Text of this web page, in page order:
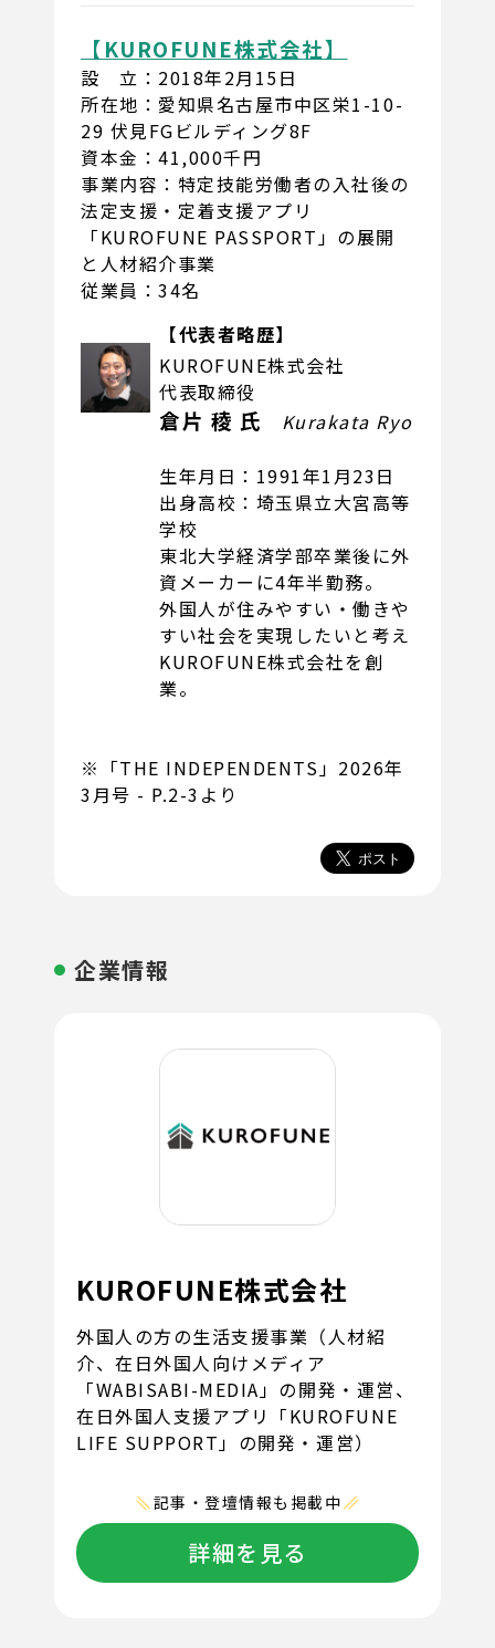
【KUROFUNE株式会社】
設 立：2018年2月15日
所在地：愛知県名古屋市中区栄1-10-
29 伏見FGビルディング8F
資本金：41,000千円
事業内容：特定技能労働者の入社後の
法定支援・定着支援アプリ
「KUROFUNE PASSPORT」の展開
と人材紹介事業
従業員：34名
【代表者略歴】
KUROFUNE株式会社
代表取締役
倉片 稜 氏 Kurakata Ryo
生年月日：1991年1月23日
出身高校：埼玉県立大宮高等
学校
東北大学経済学部卒業後に外
資メーカーに4年半勤務。
外国人が住みやすい・働きや
すい社会を実現したいと考え
KUROFUNE株式会社を創
業。
※「THE INDEPENDENTS」2026年
3月号 - P.2-3より
企業情報
KUROFUNE株式会社
外国人の方の生活支援事業（人材紹
介、在日外国人向けメディア
「WABISABI-MEDIA」の開発・運営、
在日外国人支援アプリ「KUROFUNE
LIFE SUPPORT」の開発・運営）
記事・登壇情報も掲載中
詳細を見る